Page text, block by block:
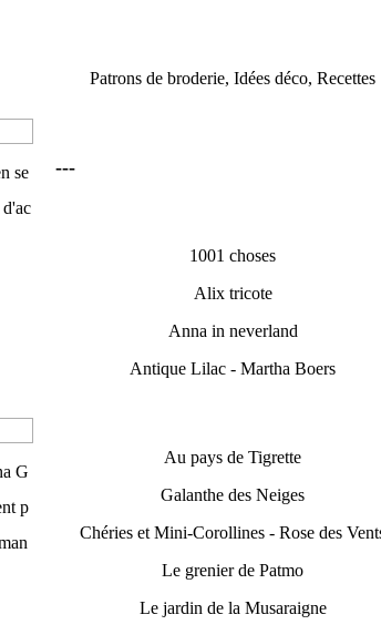
se
G
p
Patrons de broderie, Idées déco, Recettes
---
1001 choses
Alix tricote
Anna in neverland
Antique Lilac - Martha Boers
Au pays de Tigrette
Galanthe des Neiges
Chéries et Mini-Corollines - Rose des
Le grenier de Patmo
Le jardin de la Musaraigne